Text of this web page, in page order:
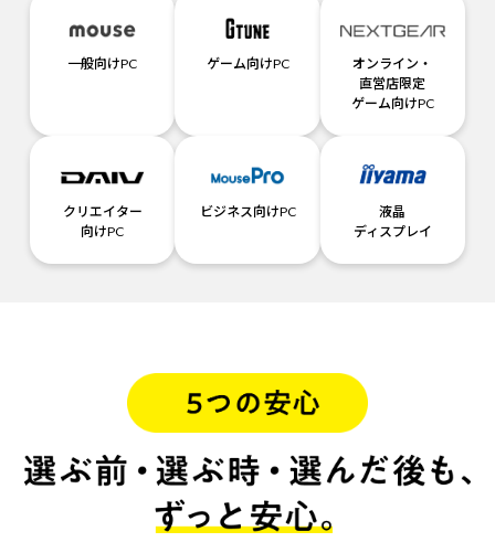
一般向けPC ゲーム向けPC
オンライン・
直営店限定
ゲーム向けPC
クリエイター
向けPC
ビジネス向けPC
液晶
ディスプレイ